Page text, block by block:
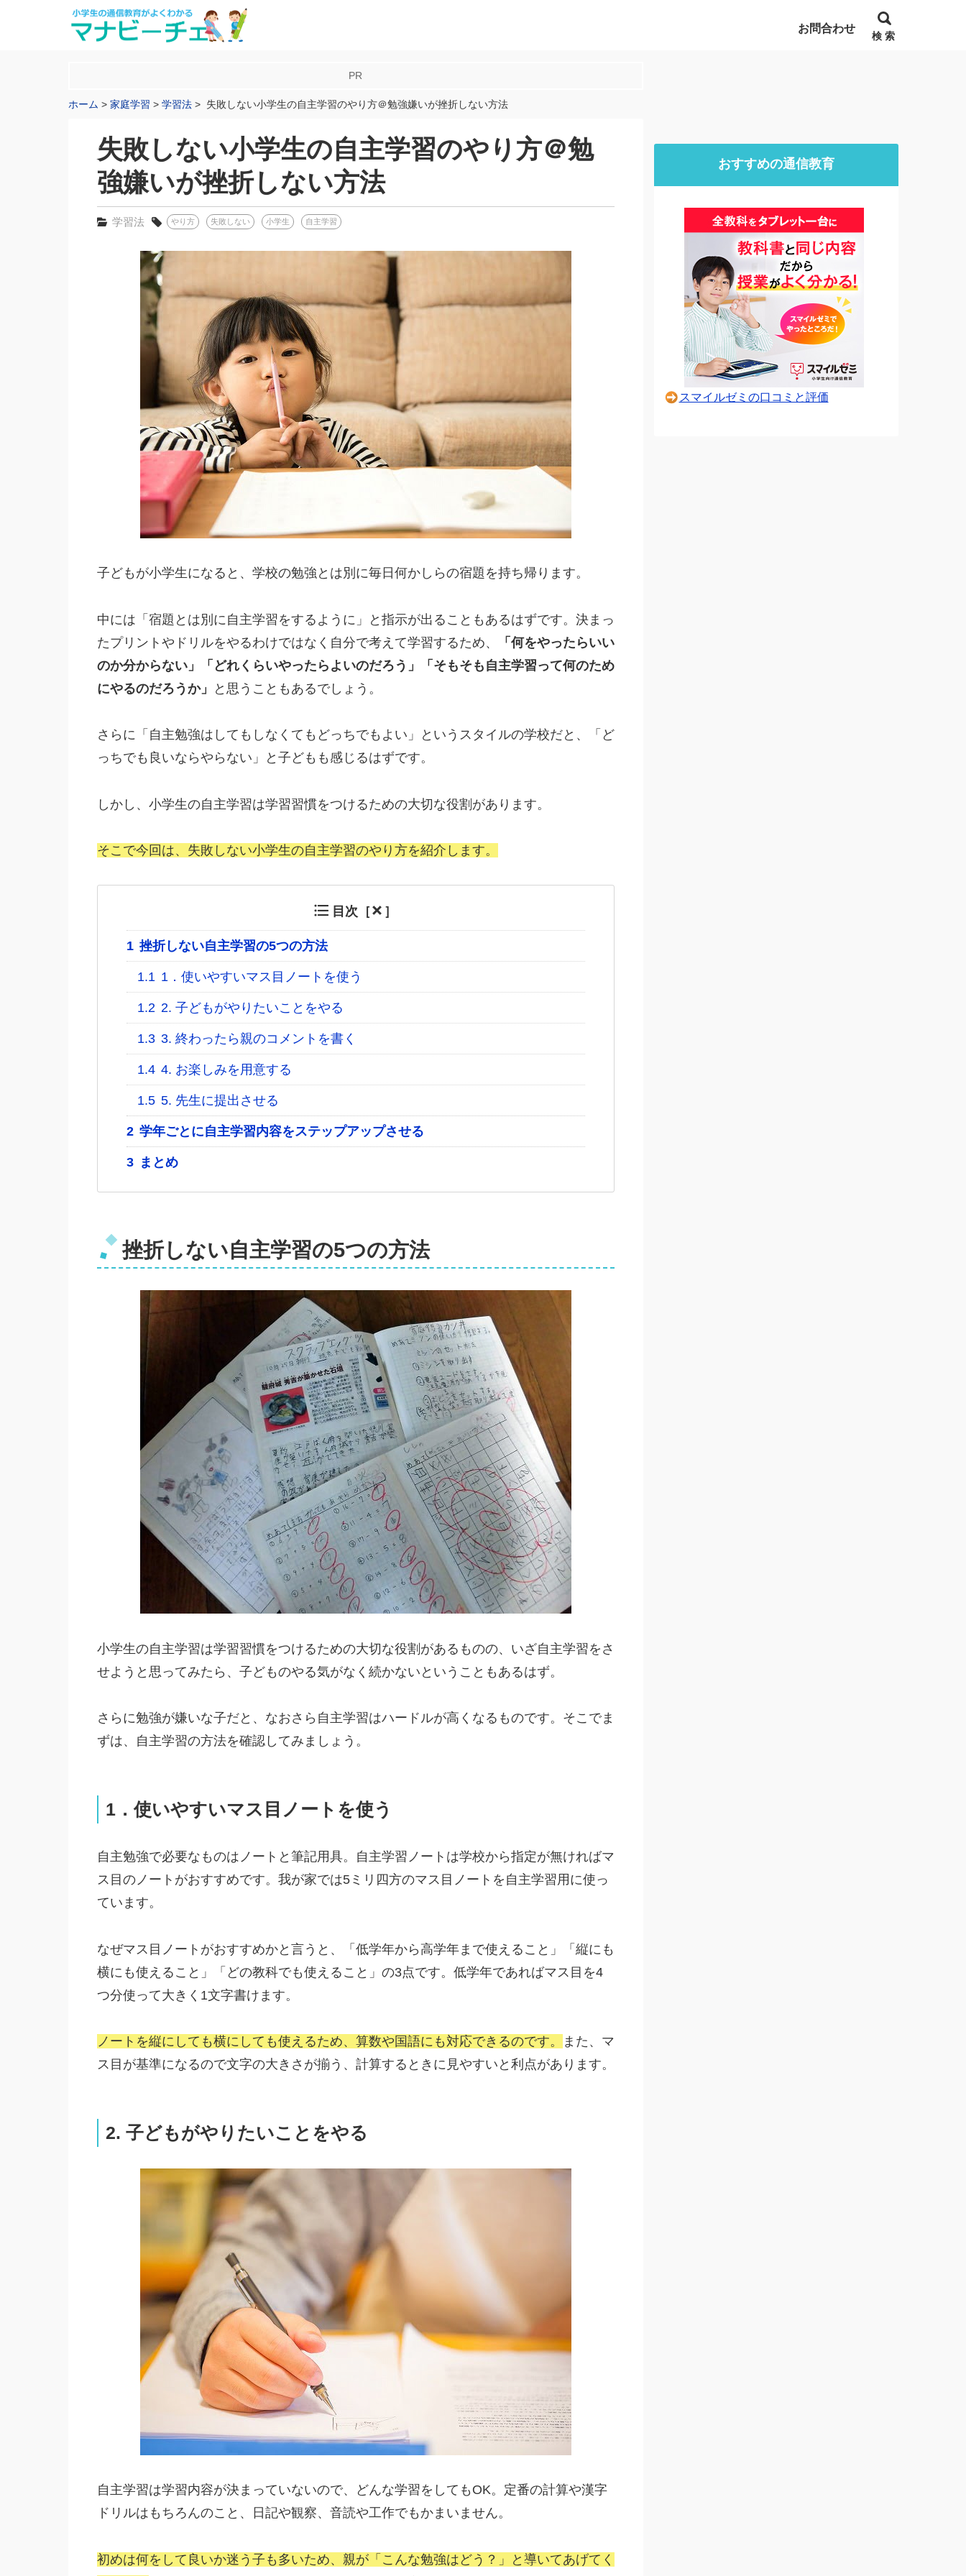
お問合わせ
検 索
PR
ホーム 家庭学習 学習法 失敗しない小学生の自主学習のやり方＠勉強嫌いが挫折しない方法
失敗しない小学生の自主学習のやり方＠勉
強嫌いが挫折しない方法
学習法 やり方 失敗しない 小学生 自主学習
子どもが小学生になると、学校の勉強とは別に毎日何かしらの宿題を持ち帰ります。
中には「宿題とは別に自主学習をするように」と指示が出ることもあるはずです。決まっ
たプリントやドリルをやるわけではなく自分で考えて学習するため、
「何をやったらいい
のか分からない」「どれくらいやったらよいのだろう」「そもそも自主学習って何のため
にやるのだろうか」
と思うこともあるでしょう。
さらに「自主勉強はしてもしなくてもどっちでもよい」というスタイルの学校だと、「ど
っちでも良いならやらない」と子どもも感じるはずです。
しかし、小学生の自主学習は学習習慣をつけるための大切な役割があります。
そこで今回は、失敗しない小学生の自主学習のやり方を紹介します。
目次［ ］
1 挫折しない自主学習の5つの方法
1.1 1．使いやすいマス目ノートを使う
1.2 2. 子どもがやりたいことをやる
1.3 3. 終わったら親のコメントを書く
1.4 4. お楽しみを用意する
1.5 5. 先生に提出させる
2 学年ごとに自主学習内容をステップアップさせる
3 まとめ
挫折しない自主学習の5つの方法
小学生の自主学習は学習習慣をつけるための大切な役割があるものの、いざ自主学習をさ
せようと思ってみたら、子どものやる気がなく続かないということもあるはず。
さらに勉強が嫌いな子だと、なおさら自主学習はハードルが高くなるものです。そこでま
ずは、自主学習の方法を確認してみましょう。
1．使いやすいマス目ノートを使う
自主勉強で必要なものはノートと筆記用具。自主学習ノートは学校から指定が無ければマ
ス目のノートがおすすめです。我が家では5ミリ四方のマス目ノートを自主学習用に使っ
ています。
なぜマス目ノートがおすすめかと言うと、「低学年から高学年まで使えること」「縦にも
横にも使えること」「どの教科でも使えること」の3点です。低学年であればマス目を4
つ分使って大きく1文字書けます。
ノートを縦にしても横にしても使えるため、算数や国語にも対応できるのです。
また、マ
ス目が基準になるので文字の大きさが揃う、計算するときに見やすいと利点があります。
2. 子どもがやりたいことをやる
自主学習は学習内容が決まっていないので、どんな学習をしてもOK。定番の計算や漢字
ドリルはもちろんのこと、日記や観察、音読や工作でもかまいません。
初めは何をして良いか迷う子も多いため、親が「こんな勉強はどう？」と導いてあげてく
おすすめの通信教育
スマイルゼミの口コミと評価